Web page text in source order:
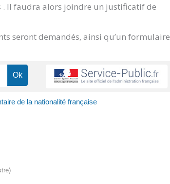
. Il faudra alors joindre un justificatif de
seront demandés, ainsi qu’un formulaire
de la nationalité française